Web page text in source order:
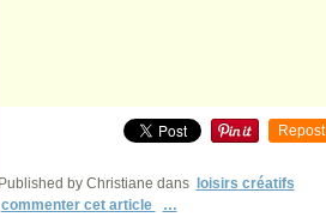
Repost
Published by Christiane dans
loisirs créatifs
commenter cet article
…